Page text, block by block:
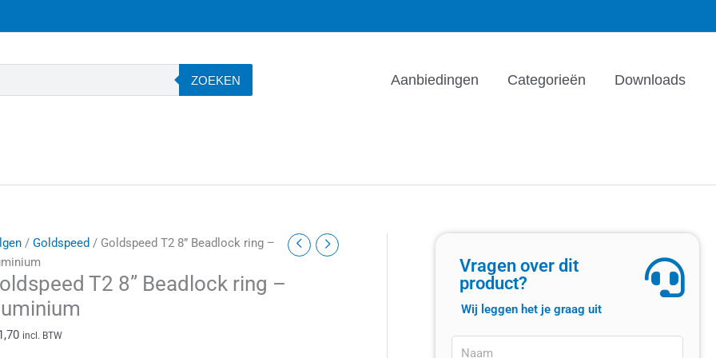
ZOEKEN Aanbiedingen Categorieën Downloads
/ Goldspeed / Goldspeed T2 8” Beadlock ring –
T2 8” Beadlock ring –
incl. BTW
Vragen over dit
product?
Wij leggen het je graag uit